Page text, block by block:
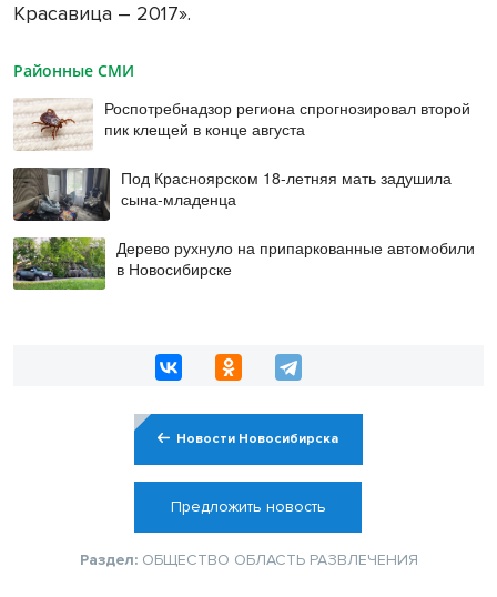
Красавица – 2017».
Районные СМИ
Роспотребнадзор региона спрогнозировал второй
пик клещей в конце августа
Под Красноярском 18-летняя мать задушила
сына-младенца
Дерево рухнуло на припаркованные автомобили
в Новосибирске
Новости Новосибирска
Предложить новость
Раздел: ОБЩЕСТВО ОБЛАСТЬ РАЗВЛЕЧЕНИЯ